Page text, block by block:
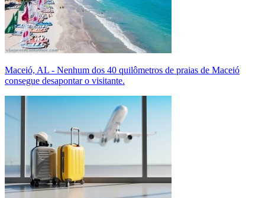
Maceió, AL - Nenhum dos 40 quilômetros de praias de Maceió
consegue desapontar o visitante.